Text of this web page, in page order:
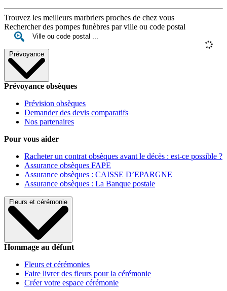
Trouvez les meilleurs marbriers proches de chez vous
Rechercher des pompes funèbres par ville ou code postal
Prévoyance
Prévoyance obsèques
Prévision obsèques
Demander des devis comparatifs
Nos partenaires
Pour vous aider
Racheter un contrat obsèques avant le décès : est-ce possible ?
Assurance obsèques FAPE
Assurance obsèques : CAISSE D’EPARGNE
Assurance obsèques : La Banque postale
Fleurs et cérémonie
Hommage au défunt
Fleurs et cérémonies
Faire livrer des fleurs pour la cérémonie
Créer votre espace cérémonie